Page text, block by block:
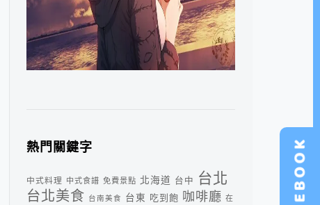
熱門關鍵字
中式料理 中式食譜 免費景點 北海道 台中 台北
台北美食 台南美食 台東 吃到飽 咖啡廳 在